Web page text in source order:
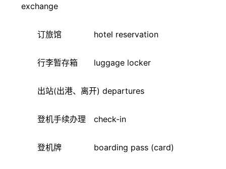
exchange
订旅馆 hotel reservation
行李暂存箱 luggage locker
出站(出港、离开) departures
登机手续办理 check-in
登机牌 boarding pass (card)